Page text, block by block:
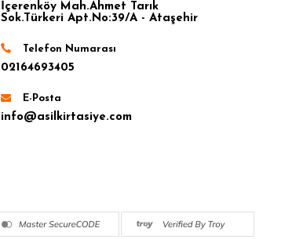
İçerenköy Mah.Ahmet Tarık
Sok.Türkeri Apt.No:39/A - Ataşehir
Telefon Numarası
02164693405
E-Posta
info@asilkirtasiye.com